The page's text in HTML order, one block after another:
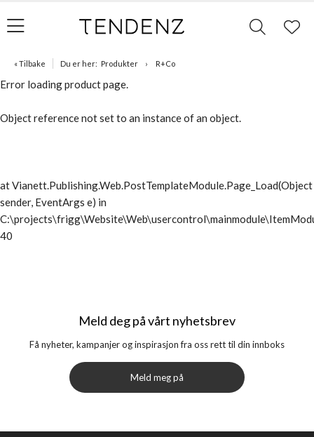
« Tilbake Du er her: Produkter R+Co
Error loading product page.
Object reference not set to an instance of an object.
at Vianett.Publishing.Web.PostTemplateModule.Page_Load(Object
sender, EventArgs e) in
40
Meld deg på vårt nyhetsbrev
Få nyheter, kampanjer og inspirasjon fra oss rett til din innboks
Meld meg på